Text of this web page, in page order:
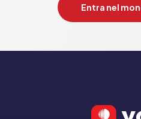
Entra nel